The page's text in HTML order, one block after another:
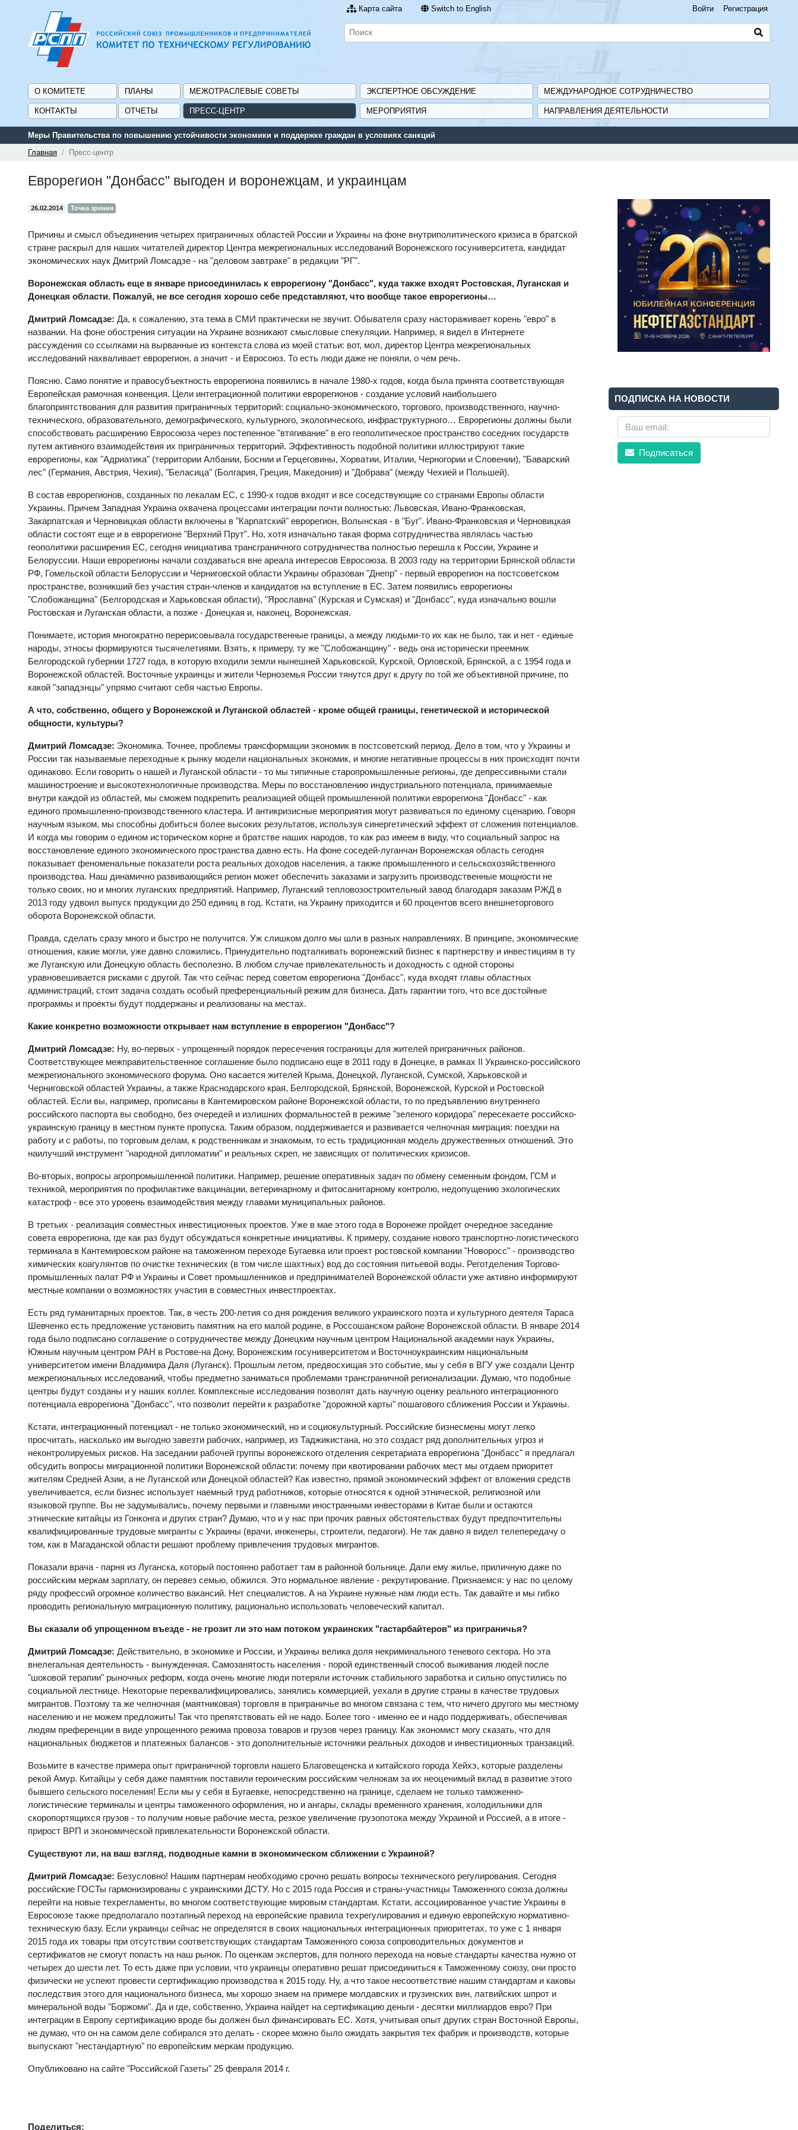
Карта сайта Switch to English Войти Регистрация
О КОМИТЕТЕ ПЛАНЫ МЕЖОТРАСЛЕВЫЕ СОВЕТЫ ЭКСПЕРТНОЕ ОБСУЖДЕНИЕ МЕЖДУНАРОДНОЕ СОТРУДНИЧЕСТВО
КОНТАКТЫ ОТЧЕТЫ ПРЕСС-ЦЕНТР МЕРОПРИЯТИЯ НАПРАВЛЕНИЯ ДЕЯТЕЛЬНОСТИ
Сервис поиска и подбора субсидий и мер государственной поддержки для предприятий - «Навигатор мер поддержки ГИСП».
Главная
Пресс-центр
Еврорегион "Донбасс" выгоден и воронежцам, и украинцам
26.02.2014 Точка зрения
Причины и смысл объединения четырех приграничных областей России и Украины на фоне внутриполитического кризиса в братской
стране раскрыл для наших читателей директор Центра межрегиональных исследований Воронежского госуниверситета, кандидат
экономических наук Дмитрий Ломсадзе - на "деловом завтраке" в редакции "РГ".
Воронежская область еще в январе присоединилась к еврорегиону "Донбасс", куда также входят Ростовская, Луганская и
Донецкая области. Пожалуй, не все сегодня хорошо себе представляют, что вообще такое еврорегионы…
Дмитрий Ломсадзе: Да, к сожалению, эта тема в СМИ практически не звучит. Обывателя сразу настораживает корень "евро" в
названии. На фоне обострения ситуации на Украине возникают смысловые спекуляции. Например, я видел в Интернете
рассуждения со ссылками на вырванные из контекста слова из моей статьи: вот, мол, директор Центра межрегиональных
исследований нахваливает еврорегион, а значит - и Евросоюз. То есть люди даже не поняли, о чем речь.
Поясню. Само понятие и правосубъектность еврорегиона появились в начале 1980-х годов, когда была принята соответствующая
Европейская рамочная конвенция. Цели интеграционной политики еврорегионов - создание условий наибольшего
благоприятствования для развития приграничных территорий: социально-экономического, торгового, производственного, научно-
технического, образовательного, демографического, культурного, экологического, инфраструктурного… Еврорегионы должны были
способствовать расширению Евросоюза через постепенное "втягивание" в его геополитическое пространство соседних государств
путем активного взаимодействия их приграничных территорий. Эффективность подобной политики иллюстрируют такие
еврорегионы, как "Адриатика" (территории Албании, Боснии и Герцеговины, Хорватии, Италии, Черногории и Словении), "Баварский
лес" (Германия, Австрия, Чехия), "Беласица" (Болгария, Греция, Македония) и "Добрава" (между Чехией и Польшей).
В состав еврорегионов, созданных по лекалам ЕС, с 1990-х годов входят и все соседствующие со странами Европы области
Украины. Причем Западная Украина охвачена процессами интеграции почти полностью: Львовская, Ивано-Франковская,
Закарпатская и Черновицкая области включены в "Карпатский" еврорегион, Волынская - в "Буг". Ивано-Франковская и Черновицкая
области состоят еще и в еврорегионе "Верхний Прут". Но, хотя изначально такая форма сотрудничества являлась частью
геополитики расширения ЕС, сегодня инициатива трансграничного сотрудничества полностью перешла к России, Украине и
Белоруссии. Наши еврорегионы начали создаваться вне ареала интересов Евросоюза. В 2003 году на территории Брянской области
РФ, Гомельской области Белоруссии и Черниговской области Украины образован "Днепр" - первый еврорегион на постсоветском
пространстве, возникший без участия стран-членов и кандидатов на вступление в ЕС. Затем появились еврорегионы
"Слобожанщина" (Белгородская и Харьковская области), "Ярославна" (Курская и Сумская) и "Донбасс", куда изначально вошли
Ростовская и Луганская области, а позже - Донецкая и, наконец, Воронежская.
Понимаете, история многократно перерисовывала государственные границы, а между людьми-то их как не было, так и нет - единые
народы, этносы формируются тысячелетиями. Взять, к примеру, ту же "Слобожанщину" - ведь она исторически преемник
Белгородской губернии 1727 года, в которую входили земли нынешней Харьковской, Курской, Орловской, Брянской, а с 1954 года и
Воронежской областей. Восточные украинцы и жители Черноземья России тянутся друг к другу по той же объективной причине, по
какой "западэнцы" упрямо считают себя частью Европы.
А что, собственно, общего у Воронежской и Луганской областей - кроме общей границы, генетической и исторической
общности, культуры?
Дмитрий Ломсадзе: Экономика. Точнее, проблемы трансформации экономик в постсоветский период. Дело в том, что у Украины и
России так называемые переходные к рынку модели национальных экономик, и многие негативные процессы в них происходят почти
одинаково. Если говорить о нашей и Луганской области - то мы типичные старопромышленные регионы, где депрессивными стали
машиностроение и высокотехнологичные производства. Меры по восстановлению индустриального потенциала, принимаемые
внутри каждой из областей, мы сможем подкрепить реализацией общей промышленной политики еврорегиона "Донбасс" - как
единого промышленно-производственного кластера. И антикризисные мероприятия могут развиваться по единому сценарию. Говоря
научным языком, мы способны добиться более высоких результатов, используя синергетический эффект от сложения потенциалов.
И когда мы говорим о едином историческом корне и братстве наших народов, то как раз имеем в виду, что социальный запрос на
восстановление единого экономического пространства давно есть. На фоне соседей-луганчан Воронежская область сегодня
показывает феноменальные показатели роста реальных доходов населения, а также промышленного и сельскохозяйственного
производства. Наш динамично развивающийся регион может обеспечить заказами и загрузить производственные мощности не
только своих, но и многих луганских предприятий. Например, Луганский тепловозостроительный завод благодаря заказам РЖД в
2013 году удвоил выпуск продукции до 250 единиц в год. Кстати, на Украину приходится и 60 процентов всего внешнеторгового
оборота Воронежской области.
Правда, сделать сразу много и быстро не получится. Уж слишком долго мы шли в разных направлениях. В принципе, экономические
отношения, какие могли, уже давно сложились. Принудительно подталкивать воронежский бизнес к партнерству и инвестициям в ту
же Луганскую или Донецкую область бесполезно. В любом случае привлекательность и доходность с одной стороны
уравновешивается рисками с другой. Так что сейчас перед советом еврорегиона "Донбасс", куда входят главы областных
администраций, стоит задача создать особый преференциальный режим для бизнеса. Дать гарантии того, что все достойные
программы и проекты будут поддержаны и реализованы на местах.
Какие конкретно возможности открывает нам вступление в еврорегион "Донбасс"?
Дмитрий Ломсадзе: Ну, во-первых - упрощенный порядок пересечения госграницы для жителей приграничных районов.
Соответствующее межправительственное соглашение было подписано еще в 2011 году в Донецке, в рамках II Украинско-российского
межрегионального экономического форума. Оно касается жителей Крыма, Донецкой, Луганской, Сумской, Харьковской и
Черниговской областей Украины, а также Краснодарского края, Белгородской, Брянской, Воронежской, Курской и Ростовской
областей. Если вы, например, прописаны в Кантемировском районе Воронежской области, то по предъявлению внутреннего
российского паспорта вы свободно, без очередей и излишних формальностей в режиме "зеленого коридора" пересекаете российско-
украинскую границу в местном пункте пропуска. Таким образом, поддерживается и развивается челночная миграция: поездки на
работу и с работы, по торговым делам, к родственникам и знакомым, то есть традиционная модель дружественных отношений. Это
наилучший инструмент "народной дипломатии" и реальных скреп, не зависящих от политических кризисов.
Во-вторых, вопросы агропромышленной политики. Например, решение оперативных задач по обмену семенным фондом, ГСМ и
техникой, мероприятия по профилактике вакцинации, ветеринарному и фитосанитарному контролю, недопущению экологических
катастроф - все это уровень взаимодействия между главами муниципальных районов.
В третьих - реализация совместных инвестиционных проектов. Уже в мае этого года в Воронеже пройдет очередное заседание
совета еврорегиона, где как раз будут обсуждаться конкретные инициативы. К примеру, создание нового транспортно-логистического
терминала в Кантемировском районе на таможенном переходе Бугаевка или проект ростовской компании "Новоросс" - производство
химических коагулянтов по очистке технических (в том числе шахтных) вод до состояния питьевой воды. Реготделения Торгово-
промышленных палат РФ и Украины и Совет промышленников и предпринимателей Воронежской области уже активно информируют
местные компании о возможностях участия в совместных инвестпроектах.
Есть ряд гуманитарных проектов. Так, в честь 200-летия со дня рождения великого украинского поэта и культурного деятеля Тараса
Шевченко есть предложение установить памятник на его малой родине, в Россошанском районе Воронежской области. В январе 2014
года было подписано соглашение о сотрудничестве между Донецким научным центром Национальной академии наук Украины,
Южным научным центром РАН в Ростове-на Дону, Воронежским госуниверситетом и Восточноукраинским национальным
университетом имени Владимира Даля (Луганск). Прошлым летом, предвосхищая это событие, мы у себя в ВГУ уже создали Центр
межрегиональных исследований, чтобы предметно заниматься проблемами трансграничной регионализации. Думаю, что подобные
центры будут созданы и у наших коллег. Комплексные исследования позволят дать научную оценку реального интеграционного
потенциала еврорегиона "Донбасс", что позволит перейти к разработке "дорожной карты" пошагового сближения России и Украины.
Кстати, интеграционный потенциал - не только экономический, но и социокультурный. Российские бизнесмены могут легко
просчитать, насколько им выгодно завезти рабочих, например, из Таджикистана, но это создаст ряд дополнительных угроз и
неконтролируемых рисков. На заседании рабочей группы воронежского отделения секретариата еврорегиона "Донбасс" я предлагал
обсудить вопросы миграционной политики Воронежской области: почему при квотировании рабочих мест мы отдаем приоритет
жителям Средней Азии, а не Луганской или Донецкой областей? Как известно, прямой экономический эффект от вложения средств
увеличивается, если бизнес использует наемный труд работников, которые относятся к одной этнической, религиозной или
языковой группе. Вы не задумывались, почему первыми и главными иностранными инвесторами в Китае были и остаются
этнические китайцы из Гонконга и других стран? Думаю, что и у нас при прочих равных обстоятельствах будут предпочтительны
квалифицированные трудовые мигранты с Украины (врачи, инженеры, строители, педагоги). Не так давно я видел телепередачу о
том, как в Магаданской области решают проблему привлечения трудовых мигрантов.
Показали врача - парня из Луганска, который постоянно работает там в районной больнице. Дали ему жилье, приличную даже по
российским меркам зарплату, он перевез семью, обжился. Это нормальное явление - рекрутирование. Признаемся: у нас по целому
ряду профессий огромное количество вакансий. Нет специалистов. А на Украине нужные нам люди есть. Так давайте и мы гибко
проводить региональную миграционную политику, рационально использовать человеческий капитал.
Вы сказали об упрощенном въезде - не грозит ли это нам потоком украинских "гастарбайтеров" из приграничья?
Дмитрий Ломсадзе: Действительно, в экономике и России, и Украины велика доля некриминального теневого сектора. Но эта
внелегальная деятельность - вынужденная. Самозанятость населения - порой единственный способ выживания людей после
"шоковой терапии" рыночных реформ, когда очень многие люди потеряли источник стабильного заработка и сильно опустились по
социальной лестнице. Некоторые переквалифицировались, занялись коммерцией, уехали в другие страны в качестве трудовых
мигрантов. Поэтому та же челночная (маятниковая) торговля в приграничье во многом связана с тем, что ничего другого мы местному
населению и не можем предложить! Так что препятствовать ей не надо. Более того - именно ее и надо поддерживать, обеспечивая
людям преференции в виде упрощенного режима провоза товаров и грузов через границу. Как экономист могу сказать, что для
национальных бюджетов и платежных балансов - это дополнительные источники реальных доходов и инвестиционных транзакций.
Возьмите в качестве примера опыт приграничной торговли нашего Благовещенска и китайского города Хейхэ, которые разделены
рекой Амур. Китайцы у себя даже памятник поставили героическим российским челнокам за их неоценимый вклад в развитие этого
бывшего сельского поселения! Если мы у себя в Бугаевке, непосредственно на границе, сделаем не только таможенно-
логистические терминалы и центры таможенного оформления, но и ангары, склады временного хранения, холодильники для
скоропортящихся грузов - то получим новые рабочие места, резкое увеличение грузопотока между Украиной и Россией, а в итоге -
прирост ВРП и экономической привлекательности Воронежской области.
Существуют ли, на ваш взгляд, подводные камни в экономическом сближении с Украиной?
Дмитрий Ломсадзе: Безусловно! Нашим партнерам необходимо срочно решать вопросы технического регулирования. Сегодня
российские ГОСТы гармонизированы с украинскими ДСТУ. Но с 2015 года Россия и страны-участницы Таможенного союза должны
перейти на новые техрегламенты, во многом соответствующие мировым стандартам. Кстати, ассоциированное участие Украины в
Евросоюзе также предполагало поэтапный переход на европейские правила техрегулирования и единую европейскую нормативно-
техническую базу. Если украинцы сейчас не определятся в своих национальных интеграционных приоритетах, то уже с 1 января
2015 года их товары при отсутствии соответствующих стандартам Таможенного союза сопроводительных документов и
сертификатов не смогут попасть на наш рынок. По оценкам экспертов, для полного перехода на новые стандарты качества нужно от
четырех до шести лет. То есть даже при условии, что украинцы оперативно решат присоединиться к Таможенному союзу, они просто
физически не успеют провести сертификацию производства к 2015 году. Ну, а что такое несоответствие нашим стандартам и каковы
последствия этого для национального бизнеса, мы хорошо знаем на примере молдавских и грузинских вин, латвийских шпрот и
минеральной воды "Боржоми". Да и где, собственно, Украина найдет на сертификацию деньги - десятки миллиардов евро? При
интеграции в Европу сертификацию вроде бы должен был финансировать ЕС. Хотя, учитывая опыт других стран Восточной Европы,
не думаю, что он на самом деле собирался это делать - скорее можно было ожидать закрытия тех фабрик и производств, которые
выпускают "нестандартную" по европейским меркам продукцию.
Опубликовано на сайте "Российской Газеты" 25 февраля 2014 г.
Поделиться:
ПОДПИСКА НА НОВОСТИ
Подписаться